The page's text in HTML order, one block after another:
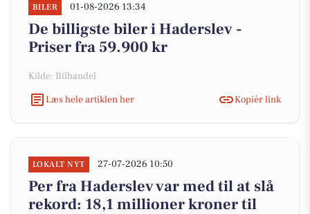
BILER 01-08-2026 13:34
De billigste biler i Haderslev -
Priser fra 59.900 kr
Kilde: Bilhandel
Læs hele artiklen her
Kopiér link
LOKALT NYT 27-07-2026 10:50
Per fra Haderslev var med til at slå
rekord: 18,1 millioner kroner til